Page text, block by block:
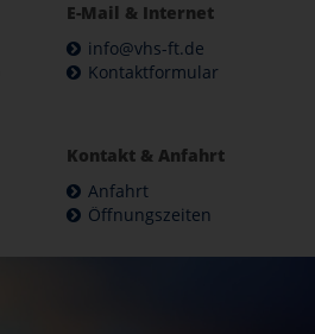
E-Mail & Internet
info@vhs-ft.de
Kontaktformular
Kontakt & Anfahrt
Anfahrt
Öffnungszeiten